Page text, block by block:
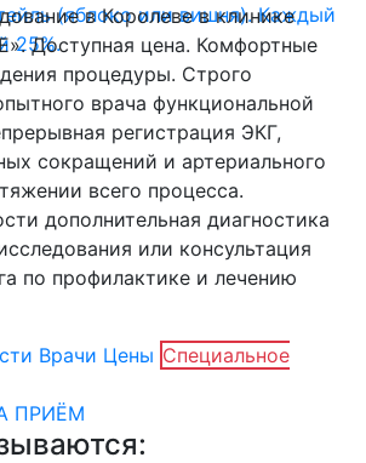
(яблоко или вишня). Каждый
25%.
в Королеве в клинике
Доступная цена. Комфортные
процедуры. Строго
врача функциональной
регистрация ЭКГ,
сокращений и артериального
всего процесса.
дополнительная диагностика
или консультация
по профилактике и лечению
Врачи Цены Специальное
ПРИЁМ